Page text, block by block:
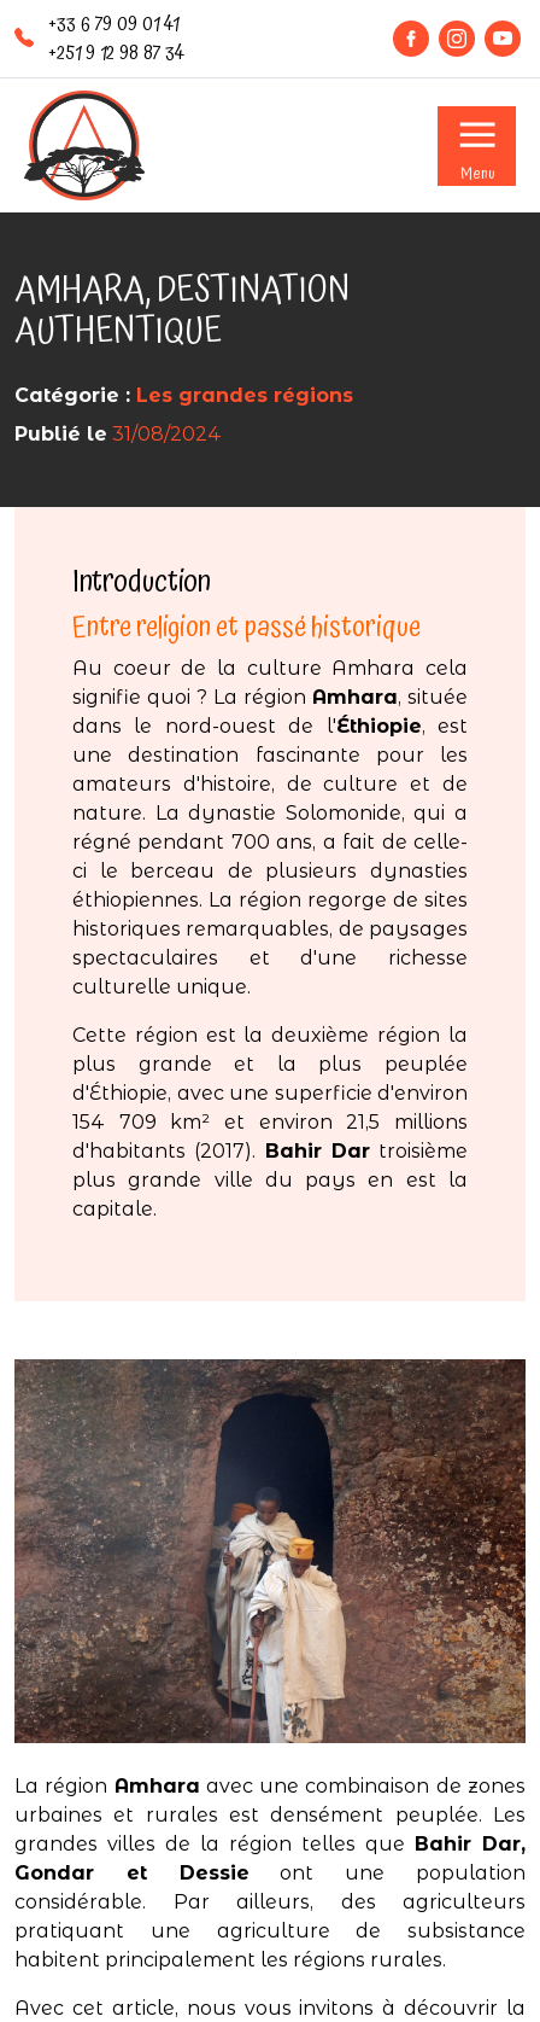
+33 6 79 09 01 41
+251 9 12 98 87 34
Menu
AMHARA, DESTINATION
AUTHENTIQUE
Catégorie : Les grandes régions
Publié le 31/08/2024
Introduction
Entre religion et passé historique
Au coeur de la culture Amhara cela
signifie quoi ? La région Amhara, située
dans le nord-ouest de l'Éthiopie, est
une destination fascinante pour les
amateurs d'histoire, de culture et de
nature. La dynastie Solomonide, qui a
régné pendant 700 ans, a fait de celle-
ci le berceau de plusieurs dynasties
éthiopiennes. La région regorge de sites
historiques remarquables, de paysages
spectaculaires et d'une richesse
culturelle unique.
Cette région est la deuxième région la
plus grande et la plus peuplée
d'Éthiopie, avec une superficie d'environ
154 709 km² et environ 21,5 millions
d'habitants (2017). Bahir Dartroisième
plus grande ville du pays en est la
capitale.
La région Amhara avec une combinaison de zones
urbaines et rurales est densément peuplée. Les
grandes villes de la région telles que Bahir Dar,
Gondar et Dessie ont une population
considérable. Par ailleurs, des agriculteurs
pratiquant une agriculture de subsistance
habitent principalement les régions rurales.
Avec cet article, nous vous invitons à découvrir la